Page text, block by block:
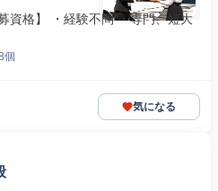
資格】 ・経験不問 ・専門、短大
個
気になる